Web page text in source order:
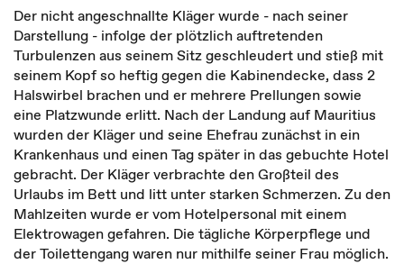
Der nicht angeschnallte Kläger wurde - nach seiner
Darstellung - infolge der plötzlich auftretenden
Turbulenzen aus seinem Sitz geschleudert und stieß mit
seinem Kopf so heftig gegen die Kabinendecke, dass 2
Halswirbel brachen und er mehrere Prellungen sowie
eine Platzwunde erlitt. Nach der Landung auf Mauritius
wurden der Kläger und seine Ehefrau zunächst in ein
Krankenhaus und einen Tag später in das gebuchte Hotel
gebracht. Der Kläger verbrachte den Großteil des
Urlaubs im Bett und litt unter starken Schmerzen. Zu den
Mahlzeiten wurde er vom Hotelpersonal mit einem
Elektrowagen gefahren. Die tägliche Körperpflege und
der Toilettengang waren nur mithilfe seiner Frau möglich.